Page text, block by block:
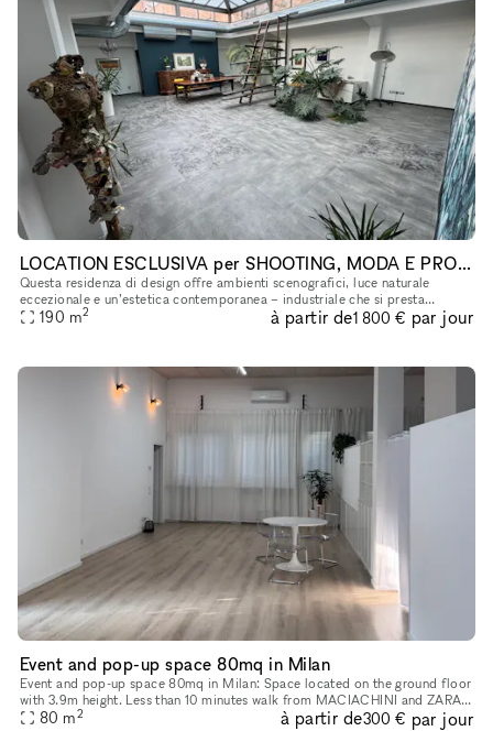
LOCATION ESCLUSIVA per SHOOTING, MODA E PRODUZIONI CREATIVI in CINA TOWN
Questa residenza di design offre ambienti scenografici, luce naturale
eccezionale e un’estetica contemporanea – industriale che si presta
perfettamente a produzioni creative internationali. Due zone
190 m2 à partir de1 800 € par jour
Event and pop-up space 80mq in Milan
Event and pop-up space 80mq in Milan: Space located on the ground floor
with 3.9m height. Less than 10 minutes walk from MACIACHINI and ZARA
metro station, 1minutes from 2/4 tram and 70 bus. It is a
80 m2 à partir de300 € par jour